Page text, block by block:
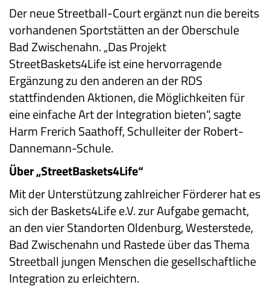
Der neue Streetball-Court ergänzt nun die bereits
vorhandenen Sportstätten an der Oberschule
Bad Zwischenahn. „Das Projekt
StreetBaskets4Life ist eine hervorragende
Ergänzung zu den anderen an der RDS
stattfindenden Aktionen, die Möglichkeiten für
eine einfache Art der Integration bieten“, sagte
Harm Frerich Saathoff, Schulleiter der Robert-
Dannemann-Schule.
Über „StreetBaskets4Life“
Mit der Unterstützung zahlreicher Förderer hat es
sich der Baskets4Life e.V. zur Aufgabe gemacht,
an den vier Standorten Oldenburg, Westerstede,
Bad Zwischenahn und Rastede über das Thema
Streetball jungen Menschen die gesellschaftliche
Integration zu erleichtern.